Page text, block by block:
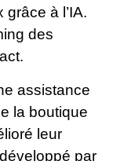
à l’IA.
des
assistance
la boutique
leur
par